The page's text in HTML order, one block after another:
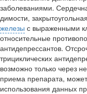
заболеваниями.
димости, закрытоугольная
железы с выраженными
относительные
антидепрессантов.
трициклических
возможно только через
приема препарата,
использования данных